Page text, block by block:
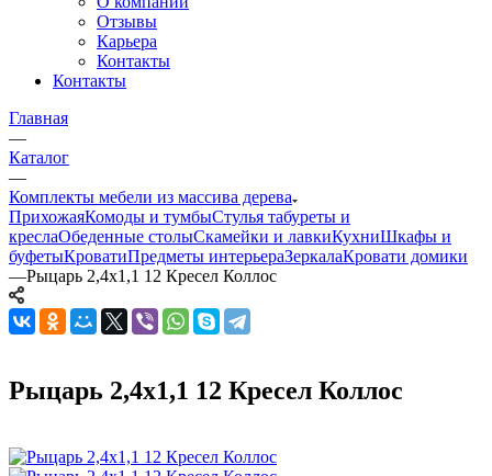
Отзывы
Карьера
Контакты
Контакты
Главная
—
Каталог
—
Комплекты мебели из массива дерева
ПрихожаяКомоды и тумбыСтулья табуреты и
креслаОбеденные столыСкамейки и лавкиКухниШкафы и
буфетыКроватиПредметы интерьераЗеркалаКровати домики
—Рыцарь 2,4х1,1 12 Кресел Коллос
Рыцарь 2,4х1,1 12 Кресел Коллос